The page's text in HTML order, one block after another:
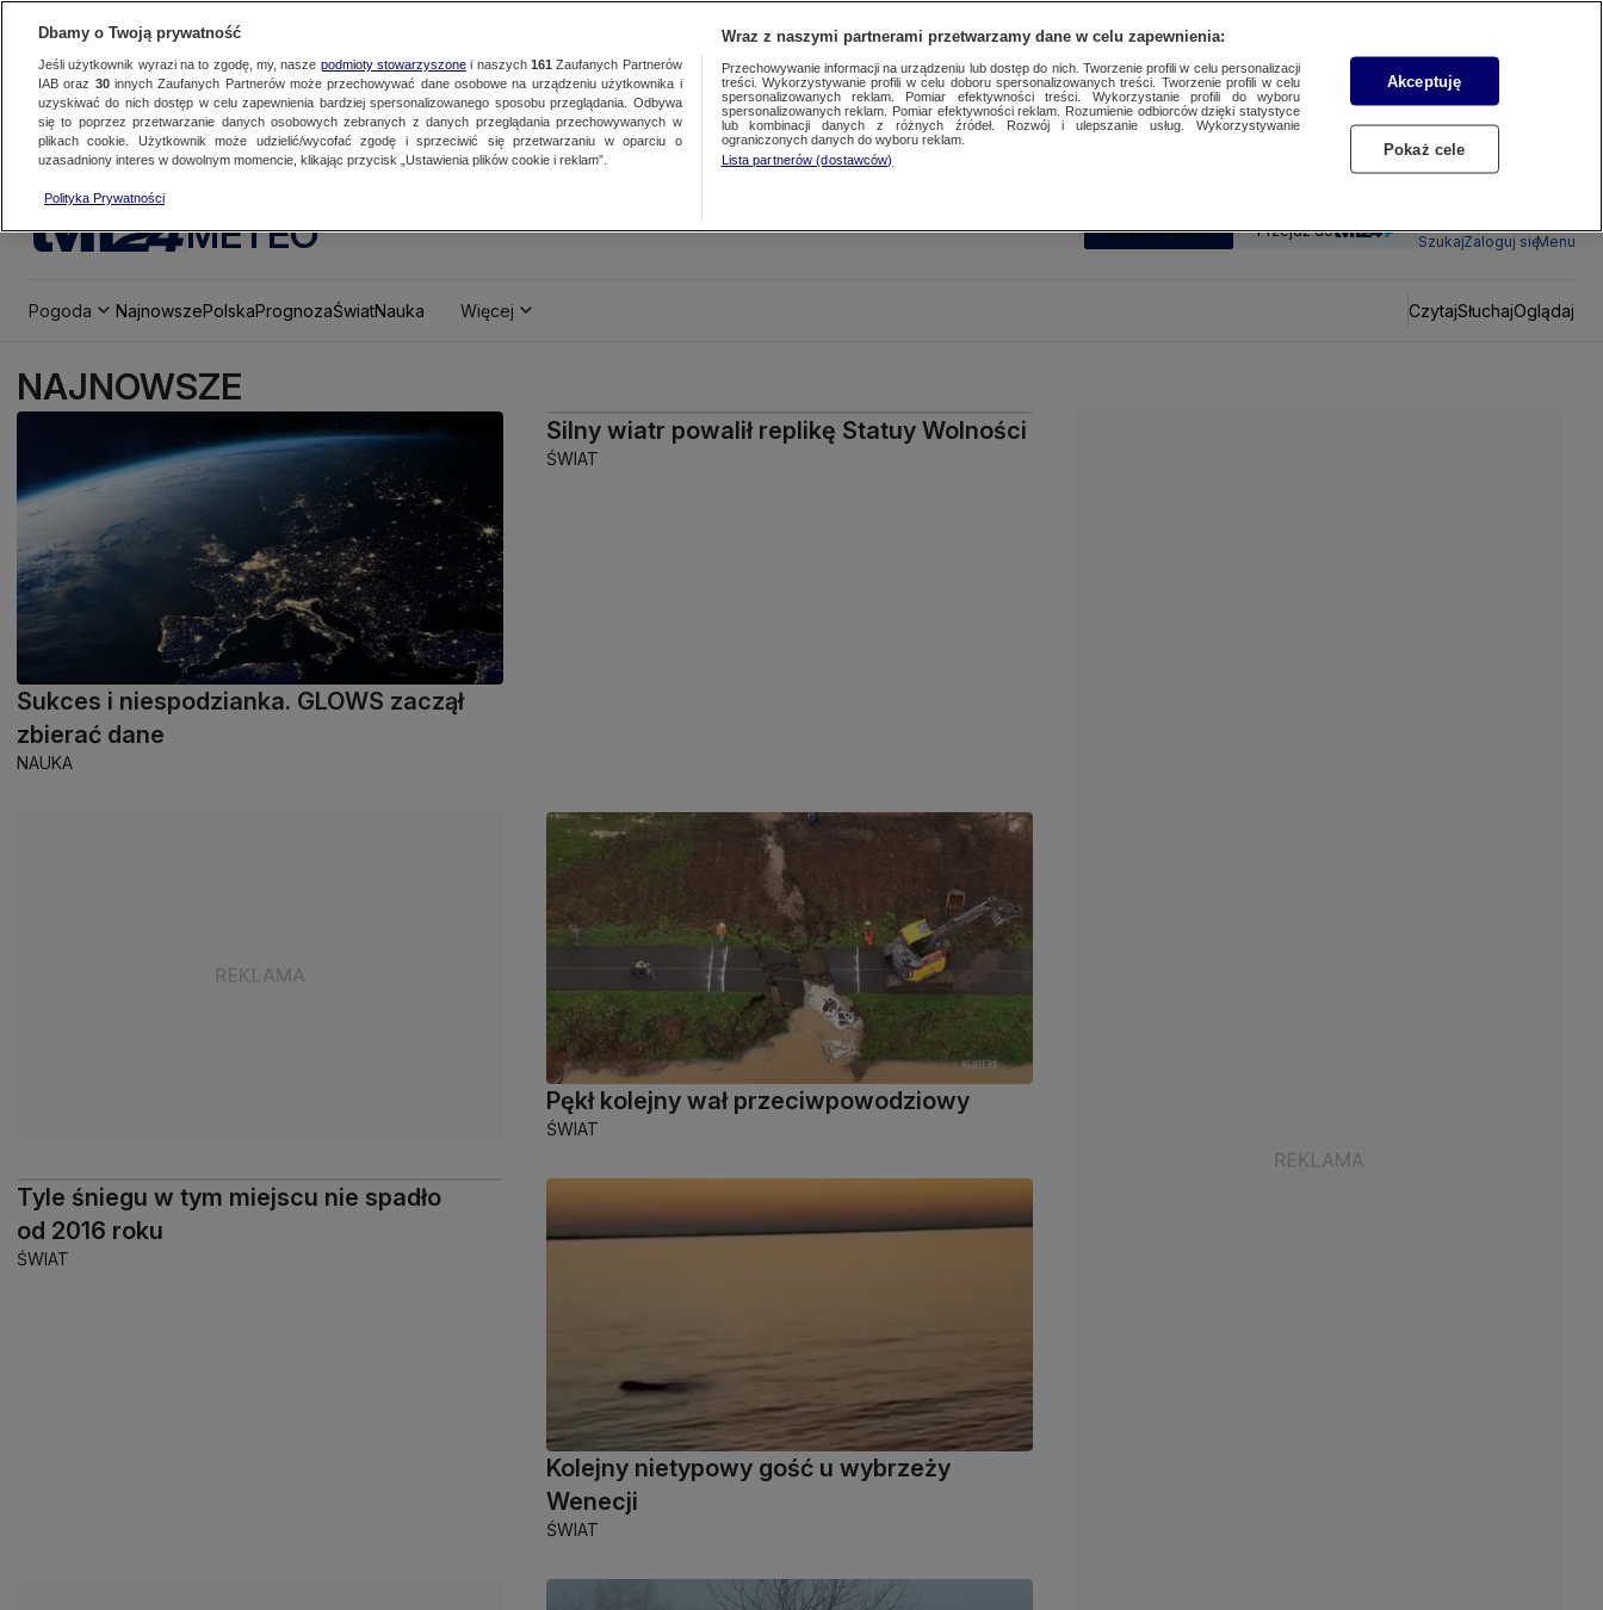
METEO SUBSKRYBUJ Przejdź do
SzukajZaloguj sięMenu
Pogoda NajnowszePolskaPrognozaŚwiatNauka Więcej CzytajSłuchajOglądaj
NAJNOWSZE
Sukces i niespodzianka. GLOWS zaczął
zbierać dane
NAUKA
Silny wiatr powalił replikę Statuy Wolności
ŚWIAT
Pękł kolejny wał przeciwpowodziowy
ŚWIAT
Tyle śniegu w tym miejscu nie spadło
od 2016 roku
ŚWIAT
Kolejny nietypowy gość u wybrzeży
Wenecji
ŚWIAT
Dbamy o Twoją prywatność
Jeśli użytkownik wyrazi na to zgodę, my, nasze podmioty stowarzyszonei naszych 161 Zaufanych Partnerów
IAB oraz 30innych Zaufanych Partnerów może przechowywać dane osobowe na urządzeniu użytkownika i
uzyskiwać do nich dostęp w celu zapewnienia bardziej spersonalizowanego sposobu przeglądania. Odbywa
się to poprzez przetwarzanie danych osobowych zebranych z danych przeglądania przechowywanych w
plikach cookie. Użytkownik może udzielić/wycofać zgodę i sprzeciwić się przetwarzaniu w oparciu o
uzasadniony interes w dowolnym momencie, klikając przycisk „Ustawienia plików cookie i reklam”.
Polityka Prywatności
Wraz z naszymi partnerami przetwarzamy dane w celu zapewnienia:
Przechowywanie informacji na urządzeniu lub dostęp do nich. Tworzenie profili w celu personalizacji
treści. Wykorzystywanie profili w celu doboru spersonalizowanych treści. Tworzenie profili w celu
spersonalizowanych reklam. Pomiar efektywności treści. Wykorzystanie profili do wyboru
spersonalizowanych reklam. Pomiar efektywności reklam. Rozumienie odbiorców dzięki statystyce
lub kombinacji danych z różnych źródeł. Rozwój i ulepszanie usług. Wykorzystywanie
ograniczonych danych do wyboru reklam.
Lista partnerów (dostawców)
Akceptuję
Pokaż cele